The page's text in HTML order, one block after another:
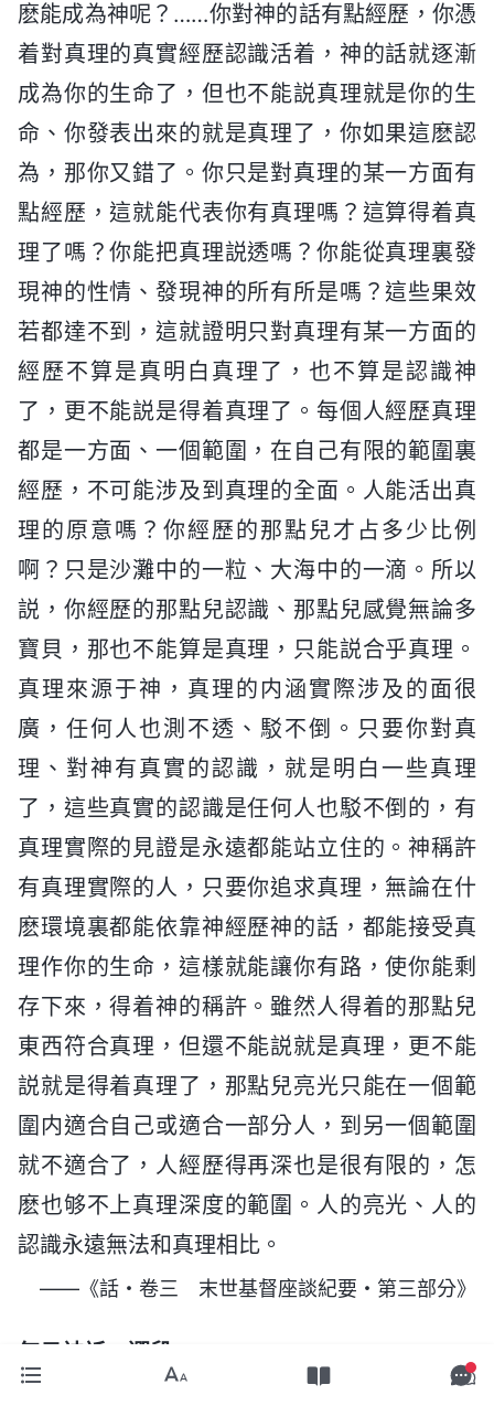
麽能成為神呢？……你對神的話有點經歷，你憑
着對真理的真實經歷認識活着，神的話就逐漸
成為你的生命了，但也不能説真理就是你的生
命、你發表出來的就是真理了，你如果這麽認
為，那你又錯了。你只是對真理的某一方面有
點經歷，這就能代表你有真理嗎？這算得着真
理了嗎？你能把真理説透嗎？你能從真理裏發
現神的性情、發現神的所有所是嗎？這些果效
若都達不到，這就證明只對真理有某一方面的
經歷不算是真明白真理了，也不算是認識神
了，更不能説是得着真理了。每個人經歷真理
都是一方面、一個範圍，在自己有限的範圍裏
經歷，不可能涉及到真理的全面。人能活出真
理的原意嗎？你經歷的那點兒才占多少比例
啊？只是沙灘中的一粒、大海中的一滴。所以
説，你經歷的那點兒認識、那點兒感覺無論多
寶貝，那也不能算是真理，只能説合乎真理。
真理來源于神，真理的内涵實際涉及的面很
廣，任何人也測不透、駁不倒。只要你對真
理、對神有真實的認識，就是明白一些真理
了，這些真實的認識是任何人也駁不倒的，有
真理實際的見證是永遠都能站立住的。神稱許
有真理實際的人，只要你追求真理，無論在什
麽環境裏都能依靠神經歷神的話，都能接受真
理作你的生命，這樣就能讓你有路，使你能剩
存下來，得着神的稱許。雖然人得着的那點兒
東西符合真理，但還不能説就是真理，更不能
説就是得着真理了，那點兒亮光只能在一個範
圍内適合自己或適合一部分人，到另一個範圍
就不適合了，人經歷得再深也是很有限的，怎
麽也够不上真理深度的範圍。人的亮光、人的
認識永遠無法和真理相比。
——《話・卷三 末世基督座談紀要・第三部分》
每日神話 選段378
要想實行真理，要想明白真理，首先你得